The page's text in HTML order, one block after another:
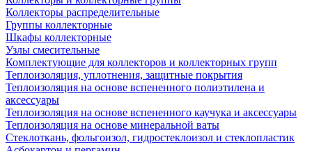
Коллекторы распределительные
Группы коллекторные
Шкафы коллекторные
Узлы смесительные
Комплектующие для коллекторов и коллекторных групп
Теплоизоляция, уплотнения, защитные покрытия
Теплоизоляция на основе вспененного полиэтилена и
аксессуары
Теплоизоляция на основе вспененного каучука и аксессуары
Теплоизоляция на основе минеральной ваты
Стеклоткань, фольгоизол, гидростеклоизол и стеклопластик